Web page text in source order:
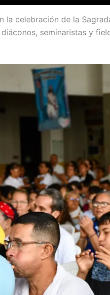
la celebración de la
seminaristas y